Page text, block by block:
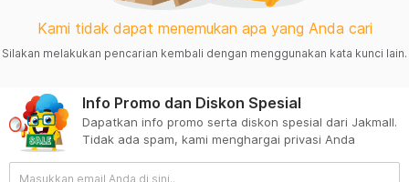
Kami tidak dapat menemukan apa yang Anda cari
Silakan melakukan pencarian kembali dengan menggunakan kata kunci lain.
Info Promo dan Diskon Spesial
Dapatkan info promo serta diskon spesial dari Jakmall.
Tidak ada spam, kami menghargai privasi Anda